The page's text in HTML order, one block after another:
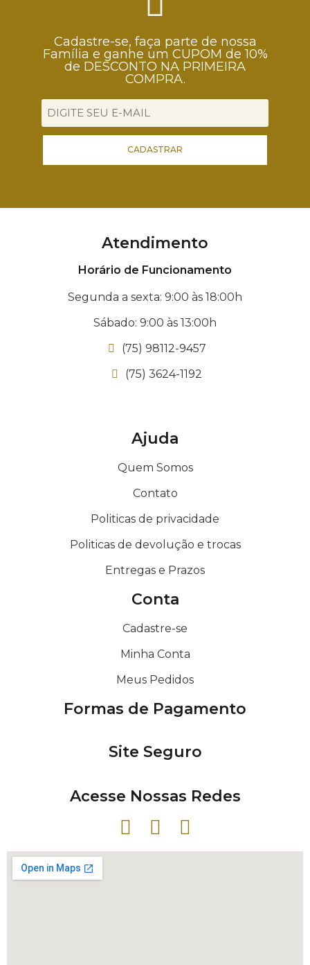
Cadastre-se, faça parte de nossa
Família e ganhe um CUPOM de 10%
de DESCONTO NA PRIMEIRA
COMPRA.
CADASTRAR
Atendimento
Horário de Funcionamento
Segunda a sexta: 9:00 às 18:00h
Sábado: 9:00 às 13:00h
(75) 98112-9457
(75) 3624-1192
Ajuda
Quem Somos
Contato
Politicas de privacidade
Politicas de devolução e trocas
Entregas e Prazos
Conta
Cadastre-se
Minha Conta
Meus Pedidos
Formas de Pagamento
Site Seguro
Acesse Nossas Redes